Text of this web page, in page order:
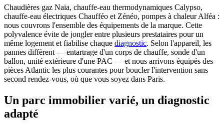
Chaudières gaz Naia, chauffe-eau thermodynamiques Calypso,
chauffe-eau électriques Chaufféo et Zénéo, pompes à chaleur Alféa :
nous couvrons l'ensemble des équipements de la marque. Cette
polyvalence évite de jongler entre plusieurs prestataires pour un
même logement et fiabilise chaque diagnostic. Selon l'appareil, les
pannes diffèrent — entartrage d'un corps de chauffe, sonde d'un
ballon, unité extérieure d'une PAC — et nous arrivons équipés des
pièces Atlantic les plus courantes pour boucler l'intervention sans
second rendez-vous, où que vous soyez dans Paris.
Un parc immobilier varié, un diagnostic
adapté